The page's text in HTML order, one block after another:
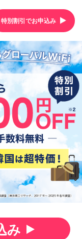
特別割引でお申込み
み